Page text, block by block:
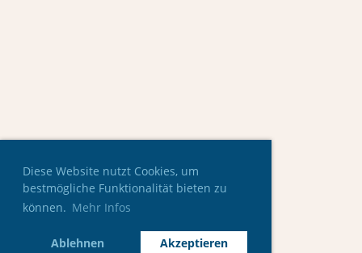
Diese Website nutzt Cookies, um
bestmögliche Funktionalität bieten zu
können. Mehr Infos
Ablehnen Akzeptieren